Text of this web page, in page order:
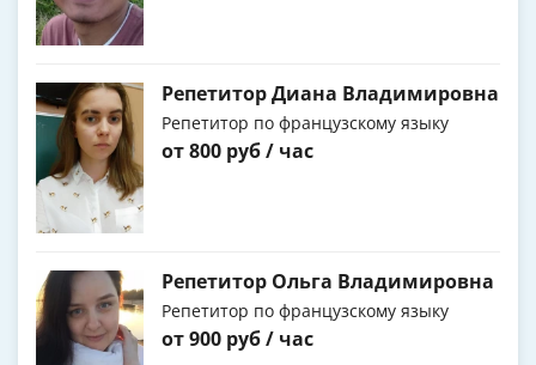
Репетитор Диана Владимировна
Репетитор по французскому языку
от 800 руб / час
Репетитор Ольга Владимировна
Репетитор по французскому языку
от 900 руб / час